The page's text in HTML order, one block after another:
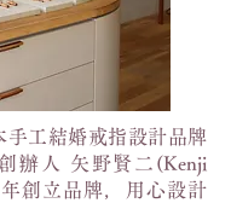
手工結婚戒指設計品牌
辦人 矢野賢二(Kenji
創立品牌，用心設計